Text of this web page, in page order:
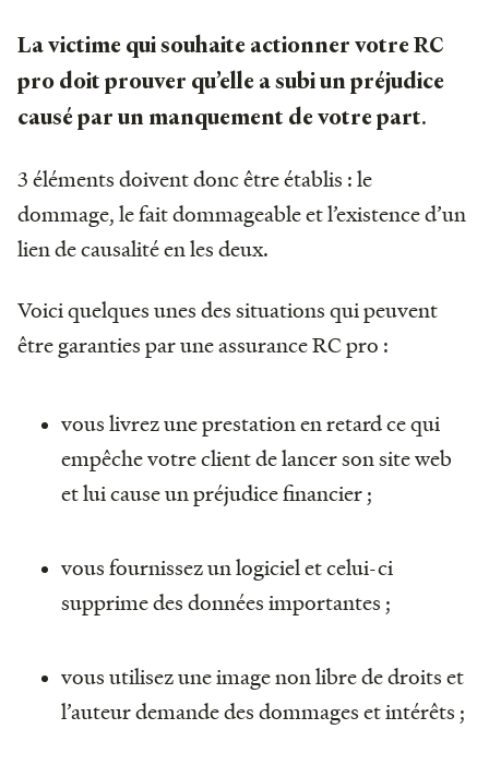
La victime qui souhaite actionner votre RC
pro doit prouver qu’elle a subi un préjudice
causé par un manquement de votre part.
3 éléments doivent donc être établis : le
dommage, le fait dommageable et l’existence d’un
lien de causalité en les deux.
Voici quelques unes des situations qui peuvent
être garanties par une assurance RC pro :
vous livrez une prestation en retard ce qui
empêche votre client de lancer son site web
et lui cause un préjudice financier ;
vous fournissez un logiciel et celui-ci
supprime des données importantes ;
vous utilisez une image non libre de droits et
l’auteur demande des dommages et intérêts ;